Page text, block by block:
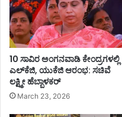
ಗ
ಳಿ
ಗೆ
ನಾ
ಳೆ
ರ
ಜೆ
ಘೋ
ನು
ತೆ
ರ
ವು
ಗೊ
ಳಿ
ಸ
ಲು
10 ಸಾವಿರ ಅಂಗನವಾಡಿ ಕೇಂದ್ರಗಳಲ್ಲಿ
ಎಲ್‌ಕೆಜಿ, ಯುಕೆಜಿ ಆರಂಭ: ಸಚಿವೆ
ಲಕ್ಷ್ಮೀ ಹೆಬ್ಬಾಳಕರ್
March 23, 2026